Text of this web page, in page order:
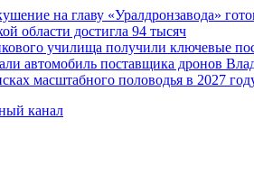
на главу «Уралдронзавода»
области достигла 94 тысяч
училища получили ключевые
автомобиль поставщика дронов
масштабного половодья в 2027
канал